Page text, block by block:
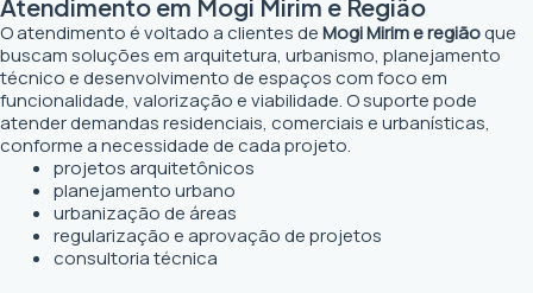
Atendimento em Mogi Mirim e Região
O atendimento é voltado a clientes deMogi Mirim e regiãoque
buscam soluções em arquitetura, urbanismo, planejamento
técnico e desenvolvimento de espaços com foco em
funcionalidade, valorização e viabilidade. O suporte pode
atender demandas residenciais, comerciais e urbanísticas,
conforme a necessidade de cada projeto.
projetos arquitetônicos
planejamento urbano
urbanização de áreas
regularização e aprovação de projetos
consultoria técnica